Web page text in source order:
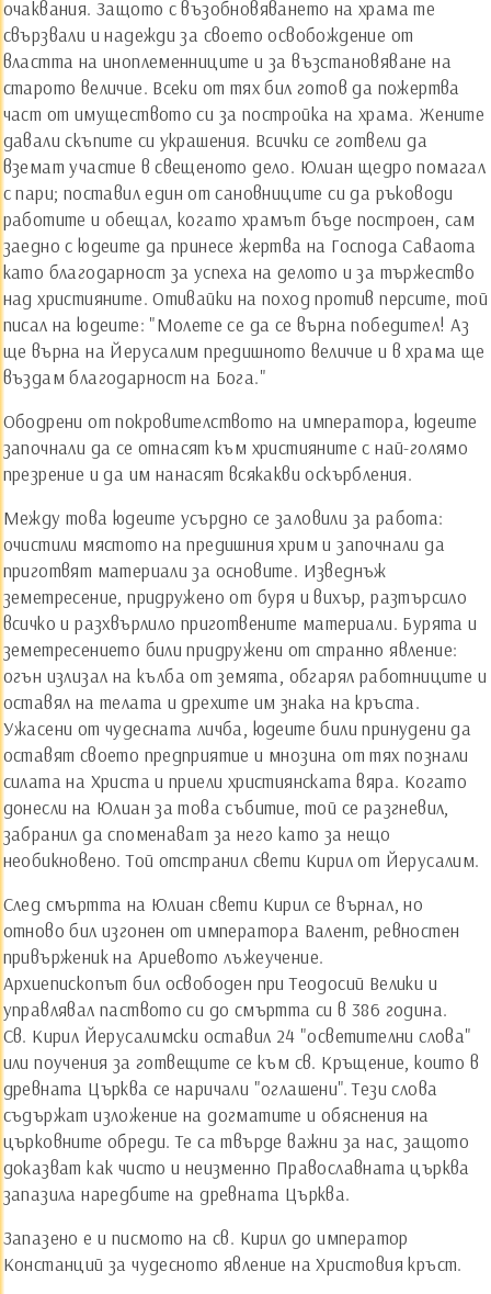
очаквания. Защото с възобновяването на храма те
свързвали и надежди за своето освобождение от
властта на иноплеменниците и за възстановяване на
старото величие. Всеки от тях бил готов да пожертва
част от имуществото си за постройка на храма. Жените
давали скъпите си украшения. Всички се готвели да
вземат участие в свещеното дело. Юлиан щедро помагал
с пари; поставил един от сановниците си да ръководи
работите и обещал, когато храмът бъде построен, сам
заедно с юдеите да принесе жертва на Господа Саваота
като благодарност за успеха на делото и за тържество
над християните. Отивайки на поход против персите, той
писал на юдеите: "Молете се да се върна победител! Аз
ще върна на Йерусалим предишното величие и в храма ще
въздам благодарност на Бога."
Ободрени от покровителството на императора, юдеите
започнали да се отнасят към християните с най-голямо
презрение и да им нанасят всякакви оскърбления.
Между това юдеите усърдно се заловили за работа:
очистили мястото на предишния хрим и започнали да
приготвят материали за основите. Изведнъж
земетресение, придружено от буря и вихър, разтърсило
всичко и разхвърлило приготвените материали. Бурята и
земетресението били придружени от странно явление:
огън излизал на кълба от земята, обгарял работниците и
оставял на телата и дрехите им знака на кръста.
Ужасени от чудесната личба, юдеите били принудени да
оставят своето предприятие и мнозина от тях познали
силата на Христа и приели християнската вяра. Когато
донесли на Юлиан за това събитие, той се разгневил,
забранил да споменават за него като за нещо
необикновено. Той отстранил свети Кирил от Йерусалим.
След смъртта на Юлиан свети Кирил се върнал, но
отново бил изгонен от императора Валент, ревностен
привърженик на Ариевото лъжеучение.
Архиепископът бил освободен при Теодосий Велики и
управлявал паството си до смъртта си в 386 година.
Св. Кирил Йерусалимски оставил 24 "осветителни слова"
или поучения за готвещите се към св. Кръщение, които в
древната Църква се наричали "оглашени". Тези слова
съдържат изложение на догматите и обяснения на
църковните обреди. Те са твърде важни за нас, защото
доказват как чисто и неизменно Православната църква
запазила наредбите на древната Църква.
Запазено е и писмото на св. Кирил до император
Констанций за чудесното явление на Христовия кръст.